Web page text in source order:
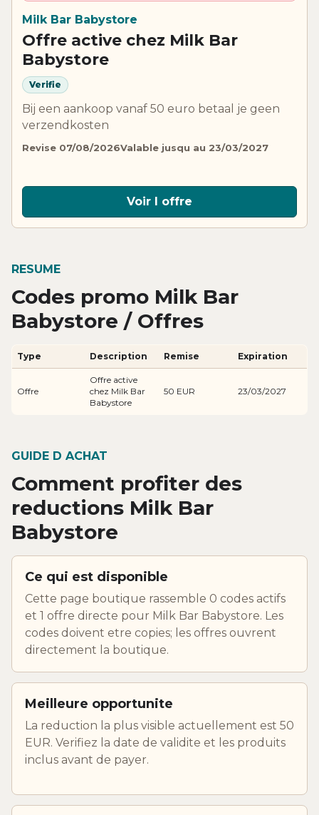
Milk Bar Babystore
Offre active chez Milk Bar
Babystore
Verifie
Bij een aankoop vanaf 50 euro betaal je geen
verzendkosten
Revise 07/08/2026Valable jusqu au 23/03/2027
Voir l offre
RESUME
Codes promo Milk Bar
Babystore / Offres
Type Description Remise Expiration
Offre
Offre active
chez Milk Bar
Babystore
50 EUR 23/03/2027
GUIDE D ACHAT
Comment profiter des
reductions Milk Bar
Babystore
Ce qui est disponible
Cette page boutique rassemble 0 codes actifs
et 1 offre directe pour Milk Bar Babystore. Les
codes doivent etre copies; les offres ouvrent
directement la boutique.
Meilleure opportunite
La reduction la plus visible actuellement est 50
EUR. Verifiez la date de validite et les produits
inclus avant de payer.